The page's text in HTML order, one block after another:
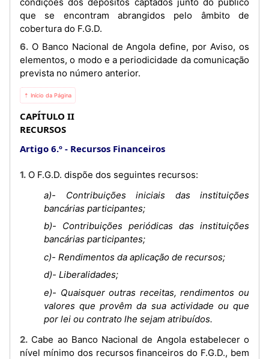
que se encontram abrangidos pelo âmbito de
cobertura do F.G.D.
6. O Banco Nacional de Angola define, por Aviso, os
elementos, o modo e a periodicidade da comunicação
prevista no número anterior.
⇡ Início da Página
CAPÍTULO II
RECURSOS
Artigo 6.º
Recursos Financeiros
1. O F.G.D. dispõe dos seguintes recursos:
a)- Contribuições iniciais das instituições
bancárias participantes;
b)- Contribuições periódicas das instituições
bancárias participantes;
c)- Rendimentos da aplicação de recursos;
d)- Liberalidades;
e)- Quaisquer outras receitas, rendimentos ou
valores que provêm da sua actividade ou que
por lei ou contrato lhe sejam atribuídos.
2. Cabe ao Banco Nacional de Angola estabelecer o
nível mínimo dos recursos financeiros do F.G.D., bem